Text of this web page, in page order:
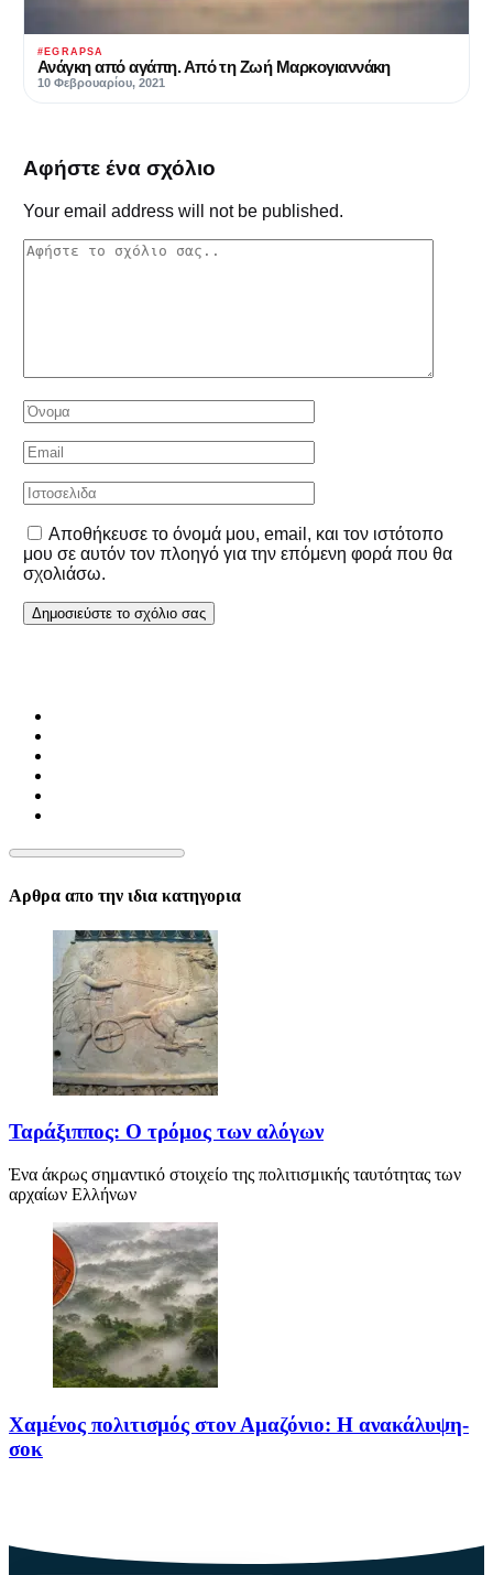
#EGRAPSA
Ανάγκη από αγάπη. Από τη Ζωή Μαρκογιαννάκη
10 Φεβρουαρίου, 2021
Αφήστε ένα σχόλιο
Your email address will not be published.
Αποθήκευσε το όνομά μου, email, και τον ιστότοπο
μου σε αυτόν τον πλοηγό για την επόμενη φορά που θα
σχολιάσω.
Αρθρα απο την ιδια κατηγορια
Ταράξιππος: Ο τρόμος των αλόγων
Ένα άκρως σημαντικό στοιχείο της πολιτισμικής ταυτότητας των
αρχαίων Ελλήνων
Χαμένος πολιτισμός στον Αμαζόνιο: Η ανακάλυψη-
σοκ